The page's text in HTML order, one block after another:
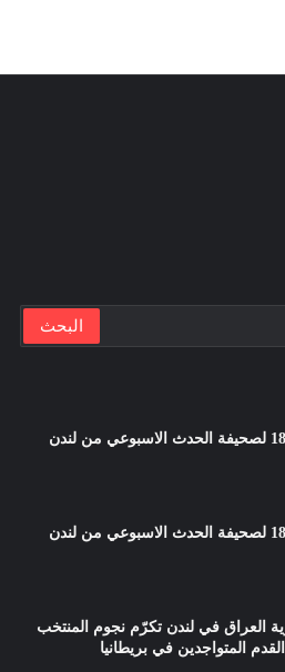
العراق في لندن تكرّم نجوم المنتخب
المتواجدين في بريطانيا